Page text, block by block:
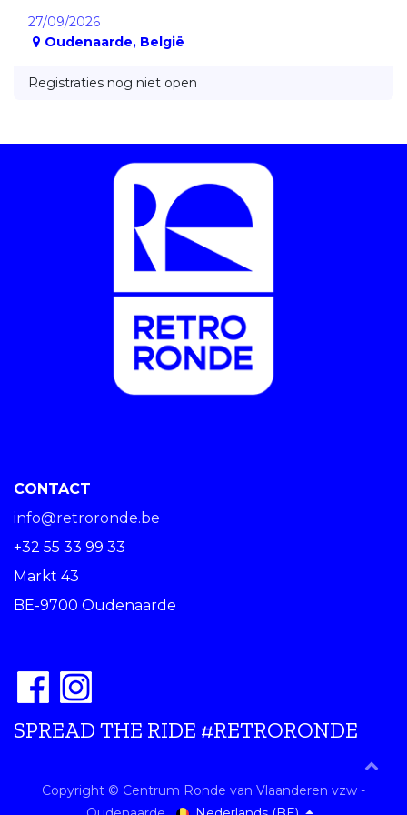
27/09/2026
Oudenaarde, België
Registraties nog niet open
CONTACT
info@retroronde.be
+32 55 33 99 33
Markt 43
BE-9700 Oudenaarde
SPREAD THE RIDE #RETRORONDE
Copyright © Centrum Ronde van Vlaanderen vzw -